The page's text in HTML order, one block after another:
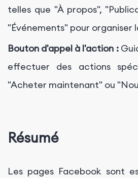
telles que "À propos",
"Événements" pour organiser
Bouton d'appel à l'action :
effectuer des actions
"Acheter maintenant" ou
Résumé
Les pages Facebook sont